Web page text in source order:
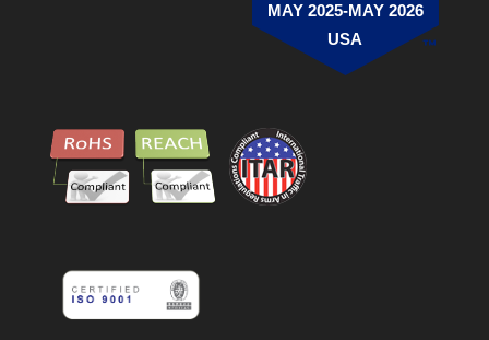
MAY 2025-MAY 2026
USA